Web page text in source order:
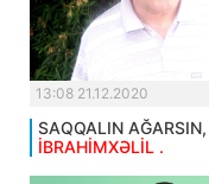
13:08 21.12.2020
SAQQALIN
İBRAHİMXƏLİL .